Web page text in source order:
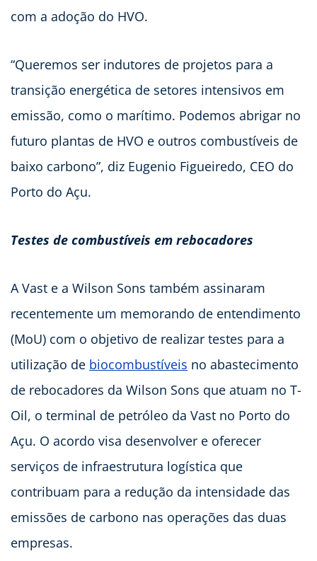
com a adoção do HVO.
“Queremos ser indutores de projetos para a
transição energética de setores intensivos em
emissão, como o marítimo. Podemos abrigar no
futuro plantas de HVO e outros combustíveis de
baixo carbono”, diz Eugenio Figueiredo, CEO do
Porto do Açu.
Testes de combustíveis em rebocadores
A Vast e a Wilson Sons também assinaram
recentemente um memorando de entendimento
(MoU) com o objetivo de realizar testes para a
utilização de biocombustíveis no abastecimento
de rebocadores da Wilson Sons que atuam no T-
Oil, o terminal de petróleo da Vast no Porto do
Açu. O acordo visa desenvolver e oferecer
serviços de infraestrutura logística que
contribuam para a redução da intensidade das
emissões de carbono nas operações das duas
empresas.